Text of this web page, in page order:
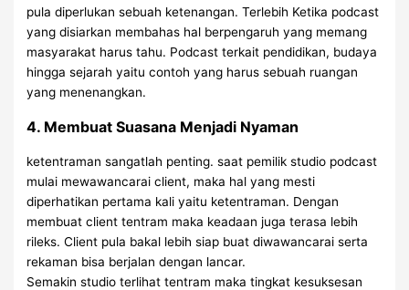
pula diperlukan sebuah ketenangan. Terlebih Ketika podcast
yang disiarkan membahas hal berpengaruh yang memang
masyarakat harus tahu. Podcast terkait pendidikan, budaya
hingga sejarah yaitu contoh yang harus sebuah ruangan
yang menenangkan.
4. Membuat Suasana Menjadi Nyaman
ketentraman sangatlah penting. saat pemilik studio podcast
mulai mewawancarai client, maka hal yang mesti
diperhatikan pertama kali yaitu ketentraman. Dengan
membuat client tentram maka keadaan juga terasa lebih
rileks. Client pula bakal lebih siap buat diwawancarai serta
rekaman bisa berjalan dengan lancar.
Semakin studio terlihat tentram maka tingkat kesuksesan